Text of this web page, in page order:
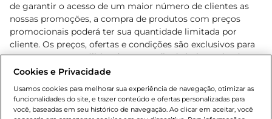
de garantir o acesso de um maior número de clientes as
nossas promoções, a compra de produtos com preços
promocionais poderá ter sua quantidade limitada por
cliente. Os preços, ofertas e condições são exclusivos para
o e-commerce e válidos durante o dia de hoje, podendo
sofrer alterações sem prévia notificação. Proibida a venda
Lei n.º 8069/90, art. 81, inciso II (Estatuto da Criança e do
Adolescente). Preços e condições exclusivos para o
Cookies e Privacidade
Usamos cookies para melhorar sua experiência de navegação, otimizar as
funcionalidades do site, e trazer conteúdo e ofertas personalizadas para
você, baseadas em seu histórico de navegação. Ao clicar em aceitar, você